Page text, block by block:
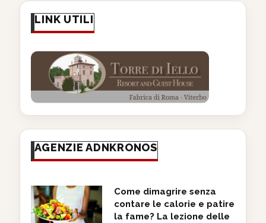
LINK UTILI
AGENZIE ADNKRONOS
Come dimagrire senza
contare le calorie e patire
la fame? La lezione delle